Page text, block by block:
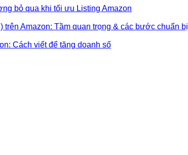
bỏ qua khi tối ưu Listing Amazon
Amazon: Tầm quan trọng & các bước chuẩn bị
Cách viết để tăng doanh số